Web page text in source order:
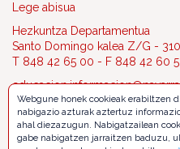
Lege abisua
Hezkuntza Departamentua
Santo Domingo kalea Z/G -
T 848 42 65 00 - F 848 42 60
Webgune honek cookieak erabiltzen
nabigazio azturak aztertuz
ahal diezazugun. Nabigatzailean
gabe nabigatzen jarraitzen baduzu,